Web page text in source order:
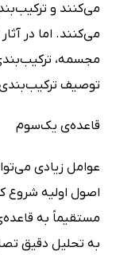
می‌کنند و
می‌کنند. اما در
مجسمه،
توصیف
قاعده‌ی یک‌سوم
عوامل زیادی
اصول اولیه شروع
مستقیماً به
به تحلیل دقیق